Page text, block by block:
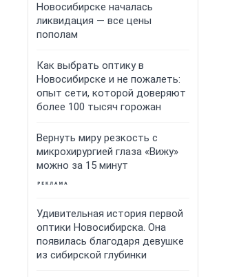
Новосибирске началась
ликвидация — все цены
пополам
Как выбрать оптику в
Новосибирске и не пожалеть:
опыт сети, которой доверяют
более 100 тысяч горожан
Вернуть миру резкость с
микрохирургией глаза «Вижу»
можно за 15 минут
Удивительная история первой
оптики Новосибирска. Она
появилась благодаря девушке
из сибирской глубинки